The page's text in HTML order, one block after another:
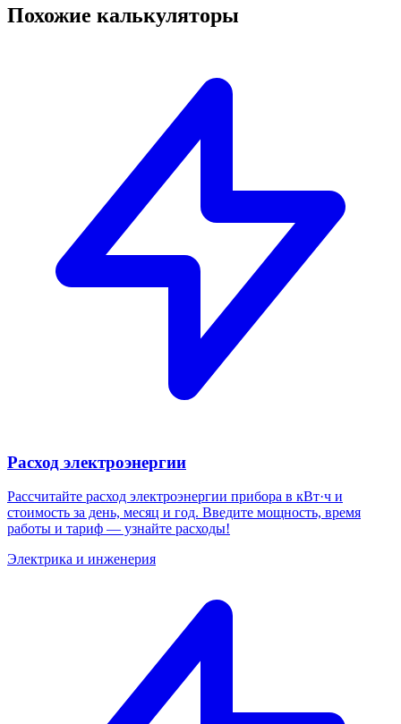
Похожие калькуляторы
Расход электроэнергии
Рассчитайте расход электроэнергии прибора в кВт·ч и
стоимость за день, месяц и год. Введите мощность, время
работы и тариф — узнайте расходы!
Электрика и инженерия